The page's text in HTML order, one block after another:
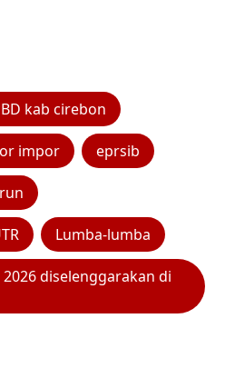
kab cirebon
impor eprsib
Lumba-lumba
diselenggarakan di